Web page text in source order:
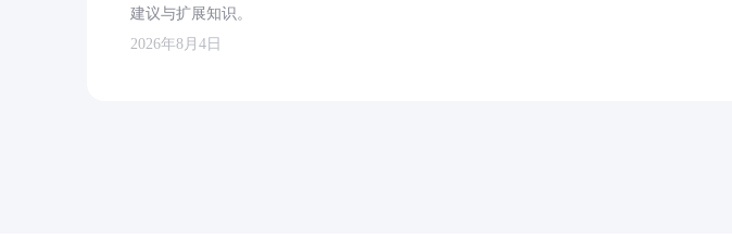
建议与扩展知识。
2026年8月4日